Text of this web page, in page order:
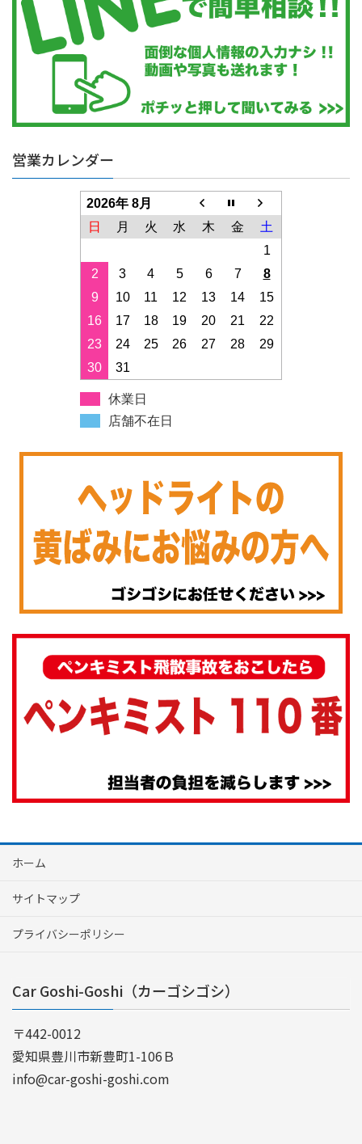
営業カレンダー
2026年 8月
日
月 火 水 木 金
土
1
2
3 4 5 6 7
8
9
10 11 12 13 14
15
16
17 18 19 20 21
22
23
24 25 26 27 28
29
30
31
休業日
店舗不在日
ホーム
サイトマップ
プライバシーポリシー
Car Goshi-Goshi（カーゴシゴシ）
〒442-0012
愛知県豊川市新豊町1-106Ｂ
info@car-goshi-goshi.com